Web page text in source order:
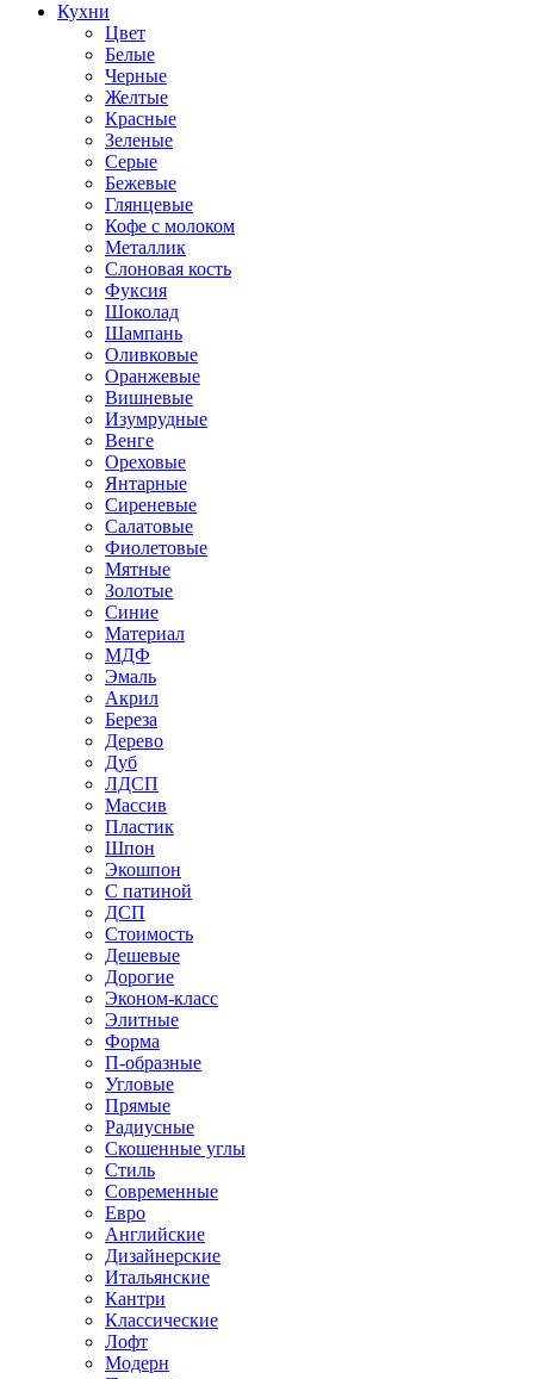
Кухни
Цвет
Белые
Черные
Желтые
Красные
Зеленые
Серые
Бежевые
Глянцевые
Кофе с молоком
Металлик
Слоновая кость
Фуксия
Шоколад
Шампань
Оливковые
Оранжевые
Вишневые
Изумрудные
Венге
Ореховые
Янтарные
Сиреневые
Салатовые
Фиолетовые
Мятные
Золотые
Синие
Материал
МДФ
Эмаль
Акрил
Береза
Дерево
Дуб
ЛДСП
Массив
Пластик
Шпон
Экошпон
С патиной
ДСП
Стоимость
Дешевые
Дорогие
Эконом-класс
Элитные
Форма
П-образные
Угловые
Прямые
Радиусные
Скошенные углы
Стиль
Современные
Евро
Английские
Дизайнерские
Итальянские
Кантри
Классические
Лофт
Модерн